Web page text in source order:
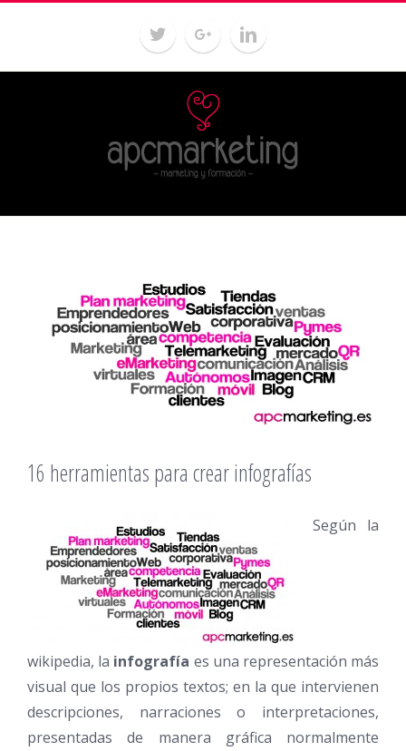
16 herramientas para crear infografías
Según la
wikipedia, la infografía es una representación más
visual que los propios textos; en la que intervienen
descripciones, narraciones o interpretaciones,
presentadas de manera gráfica normalmente